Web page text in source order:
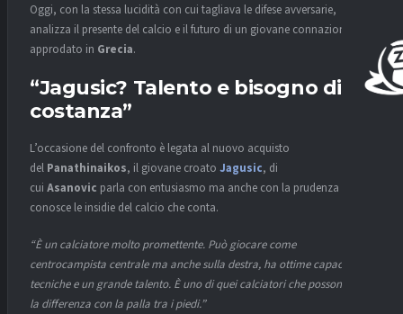
Oggi, con la stessa lucidità con cui tagliava le difese avversarie,
analizza il presente del calcio e il futuro di un giovane connazionale
approdato in Grecia.
“Jagusic? Talento e bisogno di
costanza”
L’occasione del confronto è legata al nuovo acquisto
del Panathinaikos, il giovane croato Jagusic, di
cui Asanovic parla con entusiasmo ma anche con la prudenza di chi
conosce le insidie del calcio che conta.
“È un calciatore molto promettente. Può giocare come
centrocampista centrale ma anche sulla destra, ha ottime capacità
tecniche e un grande talento. È uno di quei calciatori che possono fare
la differenza con la palla tra i piedi.”